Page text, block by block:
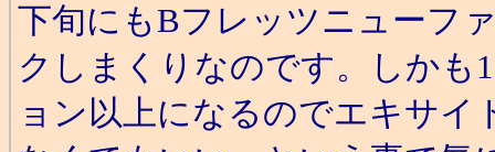
下旬にもBフレッツニューフ
クしまくりなのです。しかも
ョン以上になるのでエキサ